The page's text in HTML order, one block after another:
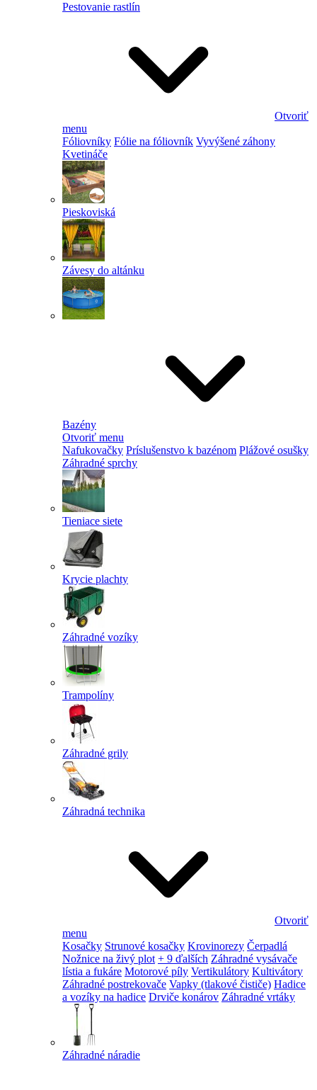
Pestovanie rastlín
Otvoriť
menu
Fóliovníky Fólie na fóliovník Vyvýšené záhony
Kvetináče
Pieskoviská
Závesy do altánku
Bazény
Otvoriť menu
Nafukovačky Príslušenstvo k bazénom Plážové osušky
Záhradné sprchy
Tieniace siete
Krycie plachty
Záhradné vozíky
Trampolíny
Záhradné grily
Záhradná technika
Otvoriť
menu
Kosačky Strunové kosačky Krovinorezy Čerpadlá
Nožnice na živý plot + 9 ďalších Záhradné vysávače
lístia a fukáre Motorové píly Vertikulátory Kultivátory
Záhradné postrekovače Vapky (tlakové čističe) Hadice
a vozíky na hadice Drviče konárov Záhradné vrtáky
Záhradné náradie